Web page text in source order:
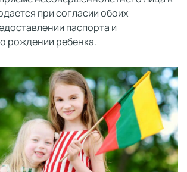
при согласии обоих
паспорта и
рождении ребенка.